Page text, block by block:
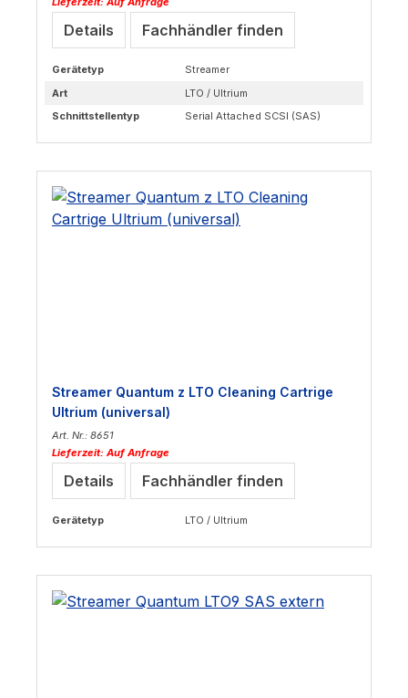
Details Fachhändler finden
Gerätetyp
Streamer
Art
LTO / Ultrium
Schnittstellentyp
Serial Attached SCSI (SAS)
Streamer Quantum z LTO Cleaning Cartrige
Ultrium (universal)
Art. Nr.: 8651
Lieferzeit: Auf Anfrage
Details Fachhändler finden
Gerätetyp LTO / Ultrium